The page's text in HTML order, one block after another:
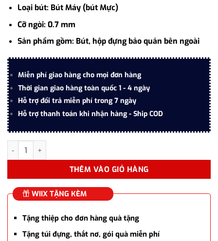
Loại bút: Bút Máy (bút Mực)
Cỡ ngòi: 0.7 mm
Sản phẩm gồm: Bút, hộp đựng bảo quản bên ngoài
Miễn phí giao hàng cho mọi đơn hàng
Thời gian giao hàng toàn quốc 1 - 4 ngày
Hỗ trợ đổi trả miễn phí trong 7 ngày
Hỗ trợ thanh toán khi nhận hàng - Ship COD
Bút máy ký tên Parker URB PRM Ebony Metal TB4 1975499
THÊM VÀO GIỎ HÀNG
WIIX TẶNG KÈM
Tặng thiệp cho đơn hàng quà tặng
Tặng túi đựng, thắt nơ, gói quà miễn phí